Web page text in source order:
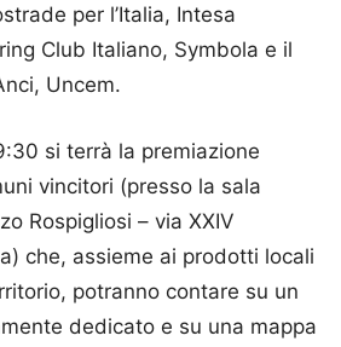
per l’Italia, Intesa
Club Italiano, Symbola e il
Uncem.
si terrà la premiazione
vincitori (presso la sala
Rospigliosi – via XXIV
che, assieme ai prodotti locali
potranno contare su un
dedicato e su una mappa